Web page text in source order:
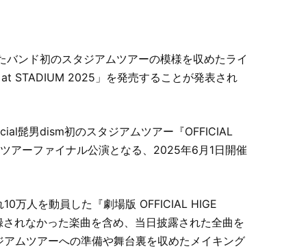
ンド初のスタジアムツアーの模様を収めたライ
STADIUM 2025」を発売することが発表され
髭男dism初のスタジアムツアー『OFFICIAL
アーファイナル公演となる、2025年6月1日開催
万人を動員した『劇場版 OFFICIAL HIGE
れなかった楽曲を含め、当日披露された全曲を
ムツアーへの準備や舞台裏を収めたメイキング